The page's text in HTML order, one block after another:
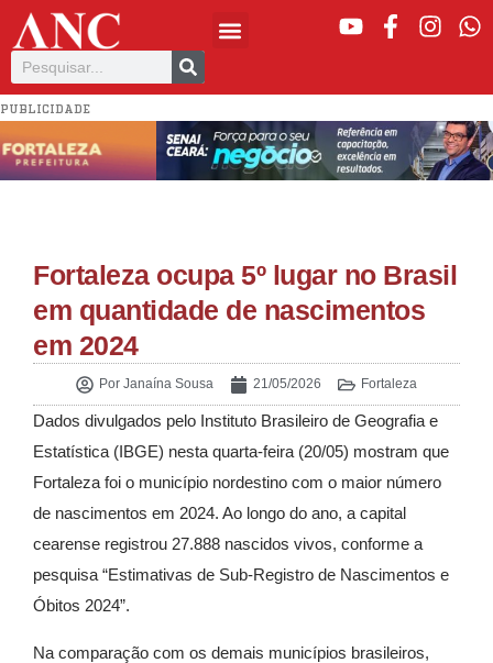
PUBLICIDADE
Fortaleza ocupa 5º lugar no Brasil
em quantidade de nascimentos
em 2024
Por Janaína Sousa 21/05/2026 Fortaleza
Dados divulgados pelo Instituto Brasileiro de Geografia e
Estatística (IBGE) nesta quarta-feira (20/05) mostram que
Fortaleza foi o município nordestino com o maior número
de nascimentos em 2024. Ao longo do ano, a capital
cearense registrou 27.888 nascidos vivos, conforme a
pesquisa “Estimativas de Sub-Registro de Nascimentos e
Óbitos 2024”.
Na comparação com os demais municípios brasileiros,